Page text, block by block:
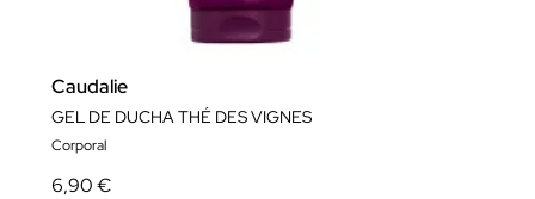
Caudalie
GEL DE DUCHA THÉ DES VIGNES
Corporal
6,90 €